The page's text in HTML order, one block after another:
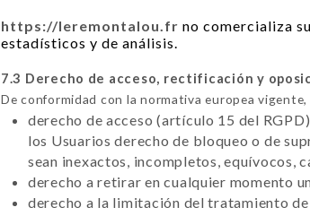
https://leremontalou.fr no comercializa
estadísticos y de análisis.
7.3 Derecho de acceso, rectificación y
De conformidad con la normativa europea
derecho de acceso (artículo 15 del
los Usuarios derecho de bloqueo o de
sean inexactos, incompletos, equívocos,
derecho a retirar en cualquier momento
derecho a la limitación del tratamiento